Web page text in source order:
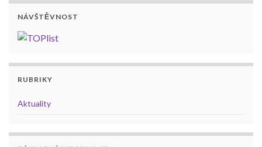
NÁVŠTĚVNOST
RUBRIKY
Aktuality